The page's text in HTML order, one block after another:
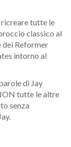
tutte le
classico al
dei Reformer
intorno al
di Jay
tutte le altre
senza